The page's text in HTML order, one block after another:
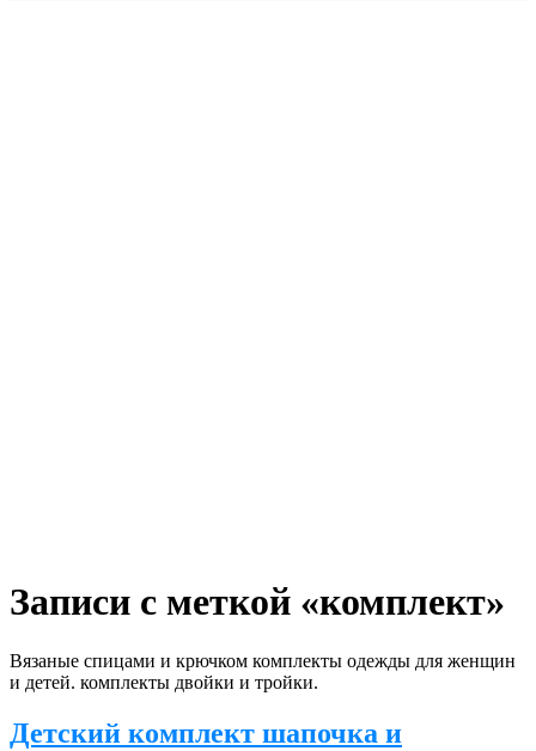
Записи с меткой «комплект»
Вязаные спицами и крючком комплекты одежды для женщин
и детей. комплекты двойки и тройки.
Детский комплект шапочка и